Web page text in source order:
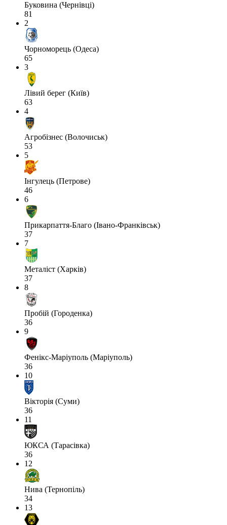
Буковина (Чернівці)
81
2
Чорноморець (Одеса)
65
3
Лівий берег (Київ)
63
4
Агробізнес (Волочиськ)
53
5
Інгулець (Петрове)
46
6
Прикарпаття-Благо (Івано-Франківськ)
37
7
Металіст (Харків)
37
8
Пробій (Городенка)
36
9
Фенікс-Маріуполь (Маріуполь)
36
10
Вікторія (Суми)
36
11
ЮКСА (Тарасівка)
36
12
Нива (Тернопіль)
34
13